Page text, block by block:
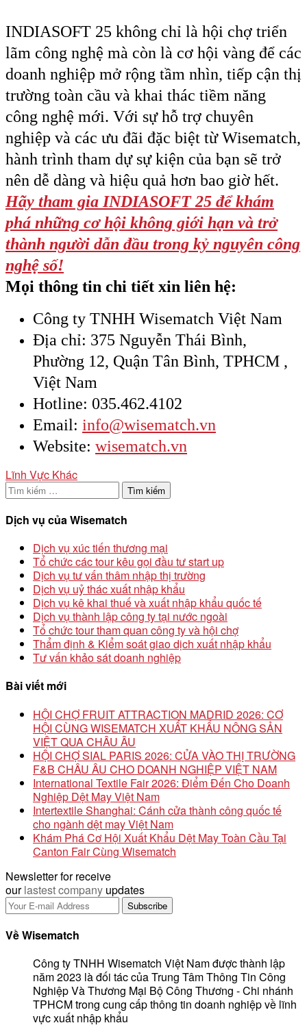
INDIASOFT 25 không chỉ là hội chợ triển
lãm công nghệ mà còn là cơ hội vàng để các
doanh nghiệp mở rộng tầm nhìn, tiếp cận thị
trường toàn cầu và khai thác tiềm năng
công nghệ mới. Với sự hỗ trợ chuyên
nghiệp và các ưu đãi đặc biệt từ Wisematch,
hành trình tham dự sự kiện của bạn sẽ trở
nên dễ dàng và hiệu quả hơn bao giờ hết.
Hãy tham gia INDIASOFT 25 để khám
phá những cơ hội không giới hạn và trở
thành người dẫn đầu trong kỷ nguyên công
nghệ số!
Mọi thông tin chi tiết xin liên hệ:
Công ty TNHH Wisematch Việt Nam
Địa chỉ: 375 Nguyễn Thái Bình,
Phường 12, Quận Tân Bình, TPHCM ,
Việt Nam
Hotline: 035.462.4102
Email: info@wisematch.vn
Website: wisematch.vn
Lĩnh Vực Khác
Tìm
kiếm
cho:
Dịch vụ của Wisematch
Dịch vụ xúc tiến thương mại
Tổ chức các tour kêu gọi đầu tư start up
Dịch vụ tư vấn thâm nhập thị trường
Dịch vụ uỷ thác xuất nhập khẩu
Dịch vụ kê khai thuế và xuất nhập khẩu quốc tế
Dịch vụ thành lập công ty tại nước ngoài
Tổ chức tour tham quan công ty và hội chợ
Thẩm định & Kiểm soát giao dịch xuất nhập khẩu
Tư vấn khảo sát doanh nghiệp
Bài viết mới
HỘI CHỢ FRUIT ATTRACTION MADRID 2026: CƠ
HỘI CÙNG WISEMATCH XUẤT KHẨU NÔNG SẢN
VIỆT QUA CHÂU ÂU
HỘI CHỢ SIAL PARIS 2026: CỬA VÀO THỊ TRƯỜNG
F&B CHÂU ÂU CHO DOANH NGHIỆP VIỆT NAM
International Textile Fair 2026: Điểm Đến Cho Doanh
Nghiệp Dệt May Việt Nam
Intertextile Shanghai: Cánh cửa thành công quốc tế
cho ngành dệt may Việt Nam
Khám Phá Cơ Hội Xuất Khẩu Dệt May Toàn Cầu Tại
Canton Fair Cùng Wisematch
Newsletter for receive
ourlastest company updates
Về Wisematch
Công ty TNHH Wisematch Việt Nam được thành lập
năm 2023 là đối tác của Trung Tâm Thông Tin Công
Nghiệp Và Thương Mại Bộ Công Thương - Chi nhánh
TPHCM trong cung cấp thông tin doanh nghiệp về lĩnh
vực xuất nhập khẩu